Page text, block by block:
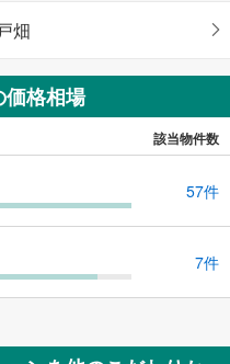
戸畑
格相場
該当物件数
57件
7件